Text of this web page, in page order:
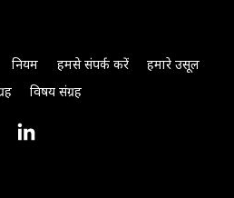
नियम हमसे संपर्क करें
हमारे उसूल
विषय संग्रह